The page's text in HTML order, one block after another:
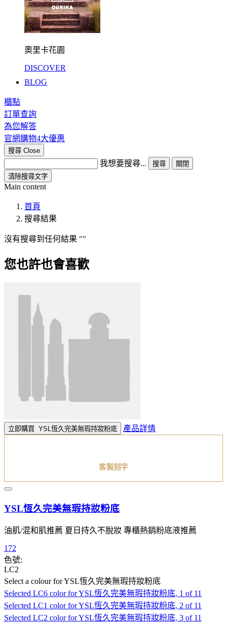
奧里卡花園
DISCOVER
BLOG
櫃點
訂單查詢
為您解答
官網購物4大優惠
搜尋 Close
我想要搜尋... 搜尋
關閉
清除搜尋文字
Main content
首頁
搜尋結果
沒有搜尋到任何結果
您也許也會喜歡
立即購買 YSL恆久完美無瑕持妝粉底 產品詳情
客製刻字
YSL恆久完美無瑕持妝粉底
油肌/混和肌推薦 夏日持久不脫妝 專櫃熱銷粉底液推薦
172
色號:
LC2
Select a colourfor YSL恆久完美無瑕持妝粉底
Selected LC6 color for YSL恆久完美無瑕持妝粉底, 1 of 11
Selected LC1 color for YSL恆久完美無瑕持妝粉底, 2 of 11
Selected LC2 color for YSL恆久完美無瑕持妝粉底, 3 of 11